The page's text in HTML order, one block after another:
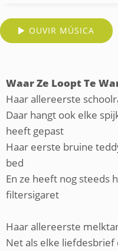
OUVIR MÚSICA
Waar Ze Loopt Te
Haar allereerste
Daar hangt ook elke
heeft gepast
Haar eerste bruine
bed
En ze heeft nog steeds
filtersigaret
Haar allereerste
Net als elke